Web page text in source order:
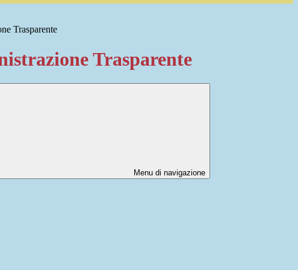
Trasparente
Trasparente
Menu di navigazione